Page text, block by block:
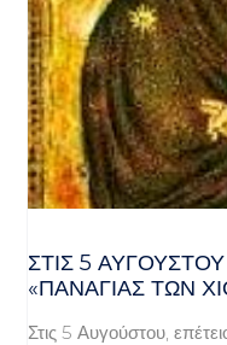
ΣΤΙΣ 5
«ΠΑΝΑΓΊΑΣ ΤΩΝ
Στις 5 Αυγούστου,